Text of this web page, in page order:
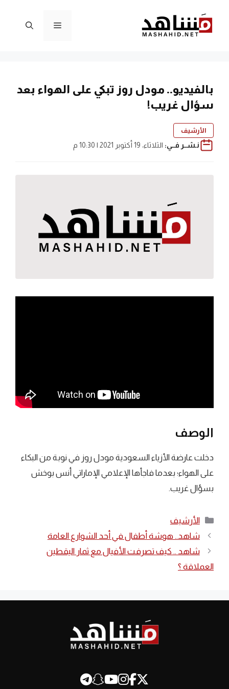
المحتوى
القائمة
بالفيديو.. مودل روز تبكي على الهواء بعد
سؤال غريب!
الأرشيف
نـشــر فــي: الثلاثاء، 19 أكتوبر 2021 | 10:30 م
الوصف
دخلت عارضة الأزياء السعودية مودل روز في نوبة من البكاء
على الهواء؛ بعدما فاجأها الإعلامي الإماراتي أنس بوخش
بسؤال غريب.
التصنيفات
الأرشيف
‏شاهد.. هوشة أطفال في أحد الشوارع العامة
شاهد .. كيف تصرفت الأفيال مع ثمار اليقطين
العملاقة ؟